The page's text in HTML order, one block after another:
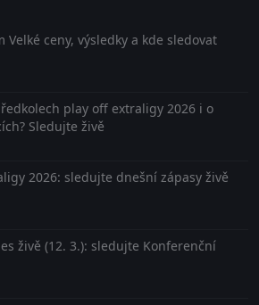
Velké ceny, výsledky a kde sledovat
play off extraligy 2026 i o
Sledujte živě
2026: sledujte dnešní zápasy živě
živě (12. 3.): sledujte Konferenční